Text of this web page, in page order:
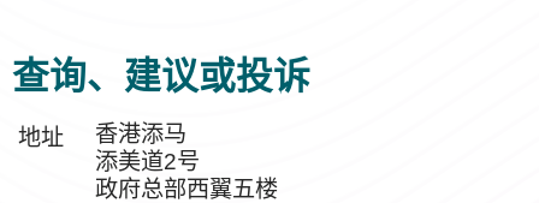
查询、建议或投诉
地址
香港添马
添美道2号
政府总部西翼五楼